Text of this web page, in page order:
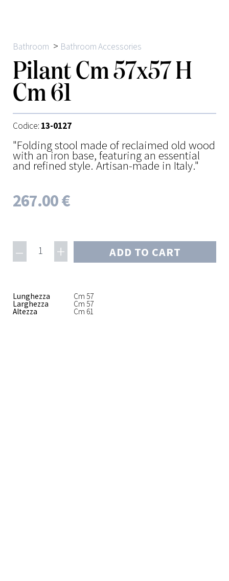
Bathroom > Bathroom Accessories
Pilant Cm 57x57 H
Cm 61
Codice: 13-0127
"Folding stool made of reclaimed old wood
with an iron base, featuring an essential
and refined style. Artisan-made in Italy."
267.00 €
– 1 + ADD TO CART
Lunghezza Cm 57
Larghezza Cm 57
Altezza Cm 61